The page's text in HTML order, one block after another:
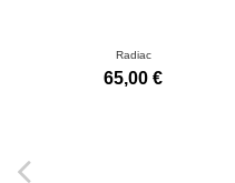
Radiac
65,00 €